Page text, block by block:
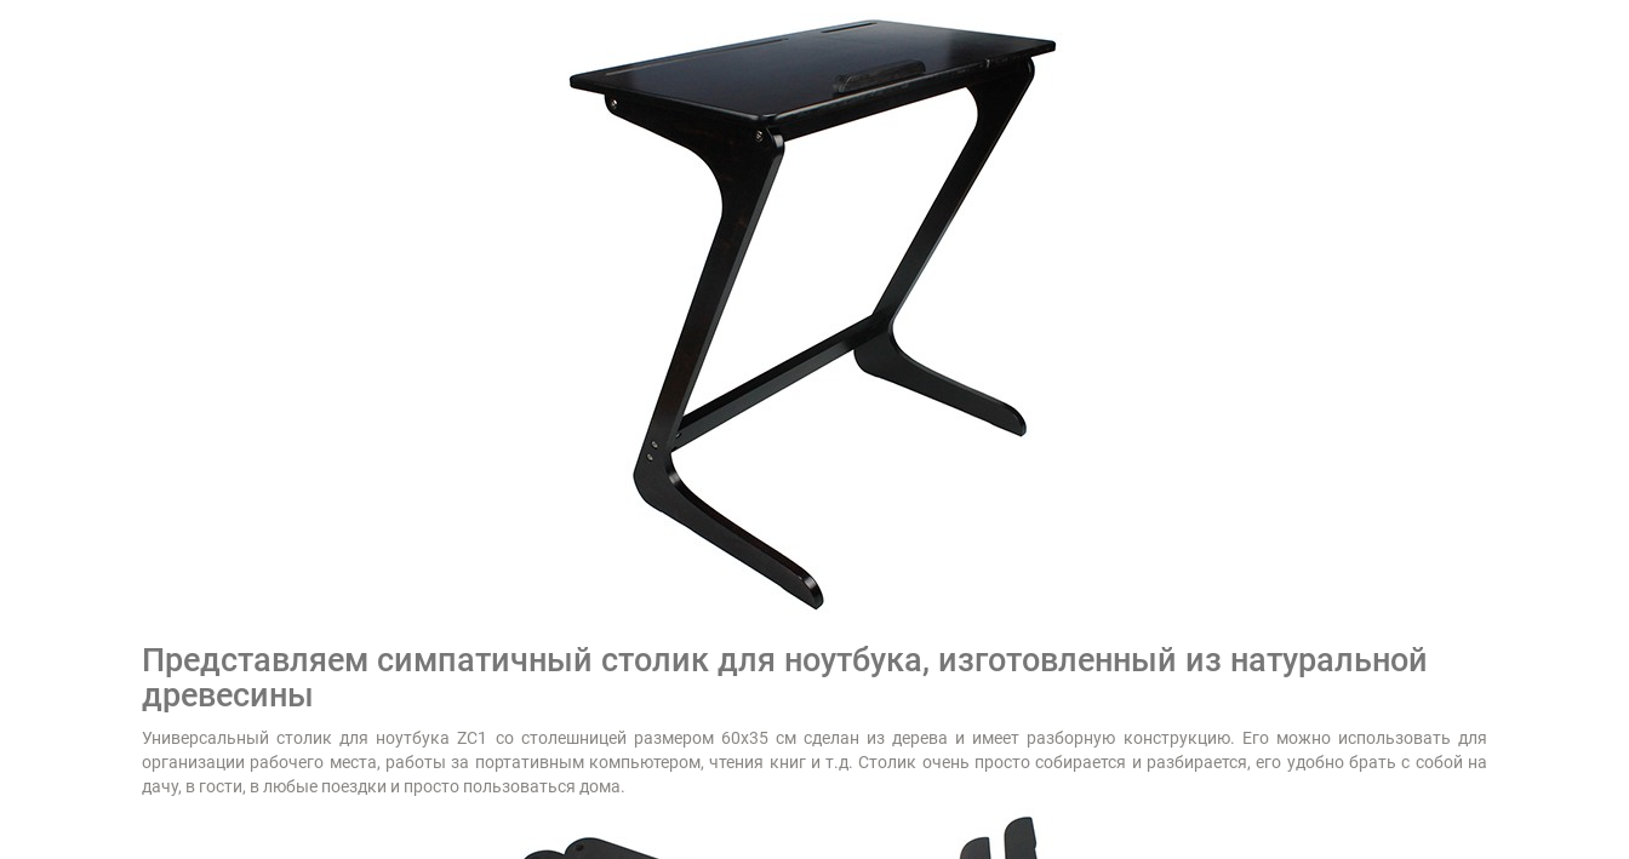
Представляем симпатичный столик для ноутбука, изготовленный из натуральной
древесины
Универсальный столик для ноутбука ZC1 со столешницей размером 60х35 см сделан из дерева и имеет разборную конструкцию. Его можно использовать для
организации рабочего места, работы за портативным компьютером, чтения книг и т.д. Столик очень просто собирается и разбирается, его удобно брать с собой на
дачу, в гости, в любые поездки и просто пользоваться дома.